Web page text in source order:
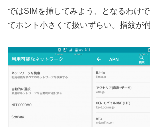
ではSIMを挿してみよう、となるわけ
てホント小さくて扱いずらい。指紋が